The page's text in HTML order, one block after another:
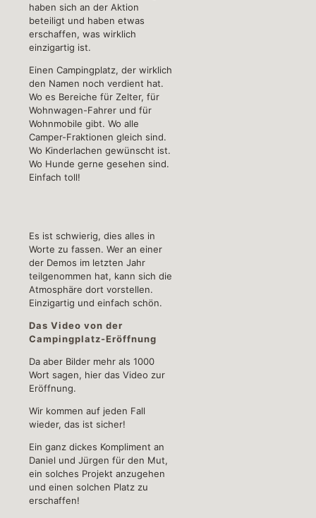
haben sich an der Aktion
beteiligt und haben etwas
erschaffen, was wirklich
einzigartig ist.
Einen Campingplatz, der wirklich
den Namen noch verdient hat.
Wo es Bereiche für Zelter, für
Wohnwagen-Fahrer und für
Wohnmobile gibt. Wo alle
Camper-Fraktionen gleich sind.
Wo Kinderlachen gewünscht ist.
Wo Hunde gerne gesehen sind.
Einfach toll!
Es ist schwierig, dies alles in
Worte zu fassen. Wer an einer
der Demos im letzten Jahr
teilgenommen hat, kann sich die
Atmosphäre dort vorstellen.
Einzigartig und einfach schön.
Das Video von der
Campingplatz-Eröffnung
Da aber Bilder mehr als 1000
Wort sagen, hier das Video zur
Eröffnung.
Wir kommen auf jeden Fall
wieder, das ist sicher!
Ein ganz dickes Kompliment an
Daniel und Jürgen für den Mut,
ein solches Projekt anzugehen
und einen solchen Platz zu
erschaffen!